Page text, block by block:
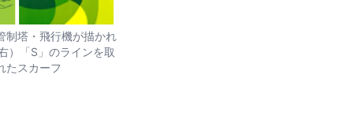
制塔・飛行機が描かれ
）「S」のラインを取
たスカーフ